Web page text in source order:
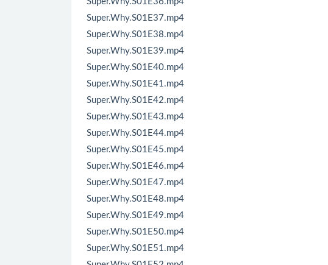
Super.Why.S01E37.mp4
Super.Why.S01E38.mp4
Super.Why.S01E39.mp4
Super.Why.S01E40.mp4
Super.Why.S01E41.mp4
Super.Why.S01E42.mp4
Super.Why.S01E43.mp4
Super.Why.S01E44.mp4
Super.Why.S01E45.mp4
Super.Why.S01E46.mp4
Super.Why.S01E47.mp4
Super.Why.S01E48.mp4
Super.Why.S01E49.mp4
Super.Why.S01E50.mp4
Super.Why.S01E51.mp4